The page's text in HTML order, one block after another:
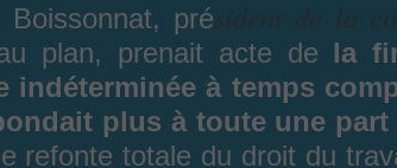
Boissonnat, pré
plan, prenait acte de la
indéterminée à temps
plus à toute une
refonte totale du droit du